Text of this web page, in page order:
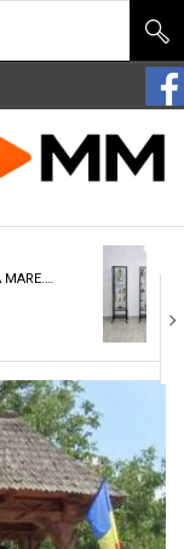
MARE.…